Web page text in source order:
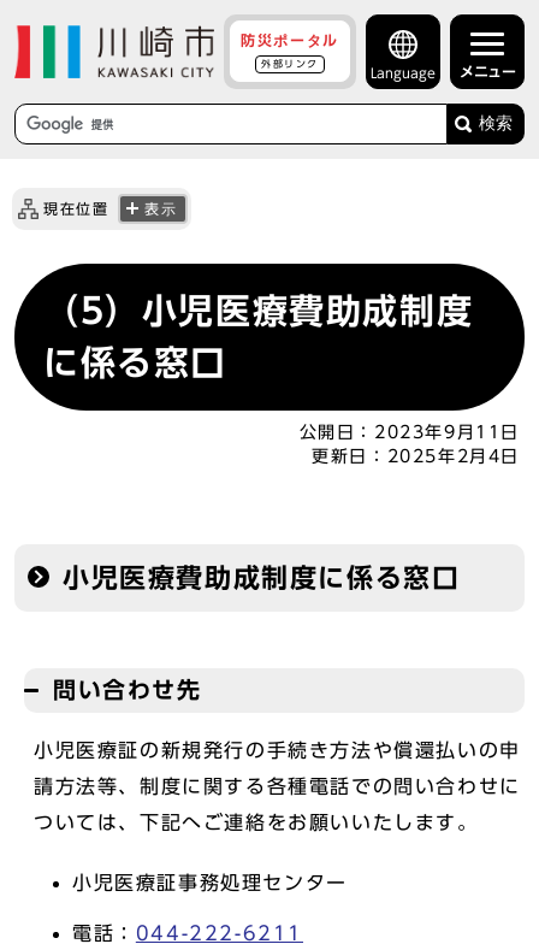
防災ポータル
外部リンク
Language メニュー
検索
現在位置 表示
（5）小児医療費助成制度
に係る窓口
公開日： 2023年9月11日
更新日：
2025年2月4日
小児医療費助成制度に係る窓口
問い合わせ先
小児医療証の新規発行の手続き方法や償還払いの申
請方法等、制度に関する各種電話での問い合わせに
ついては、下記へご連絡をお願いいたします。
小児医療証事務処理センター
電話： 044-222-6211